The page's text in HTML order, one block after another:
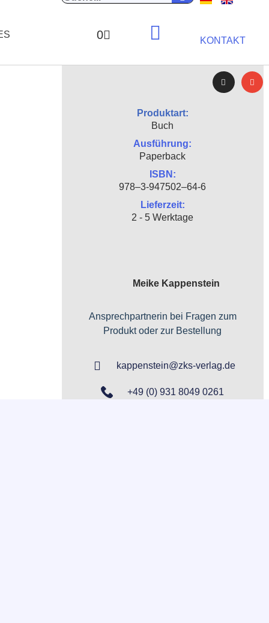
0 KONTAKT
Produktart:
Buch
Ausführung:
Paperback
ISBN:
978–3‑947502–64‑6
Lieferzeit:
2 - 5 Werktage
Meike Kappenstein
Ansprechpartnerin bei Fragen zum
Produkt oder zur Bestellung
kappenstein@zks-verlag.de
+49 (0) 931 8049 0261